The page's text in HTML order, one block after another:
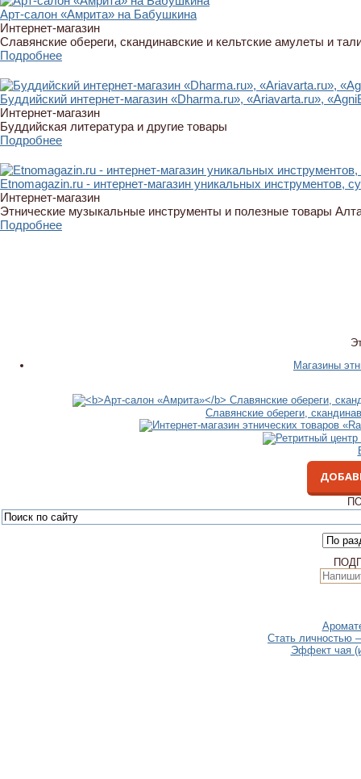
Арт-салон «Амрита» на Бабушкина
Интернет-магазин
Славянские обереги, скандинавские и кельтские амулеты и
Подробнее
Буддийский интернет-магазин «Dharma.ru», «Ariavarta.ru»,
Интернет-магазин
Буддийская литература и другие товары
Подробнее
Etnomagazin.ru - интернет-магазин уникальных инструментов,
Интернет-магазин
Этнические музыкальные инструменты и полезные товары
Подробнее
Магазины
Славянские обереги,
Стать личностью
Эффект чая